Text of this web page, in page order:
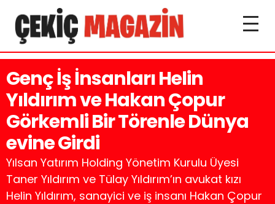
Genç İş İnsanları Helin
Yıldırım ve Hakan Çopur
Görkemli Bir Törenle Dünya
evine Girdi
Yılsan Yatırım Holding Yönetim Kurulu Üyesi
Taner Yıldırım ve Tülay Yıldırım’ın avukat kızı
Helin Yıldırım, sanayici ve iş insanı Hakan Çopur